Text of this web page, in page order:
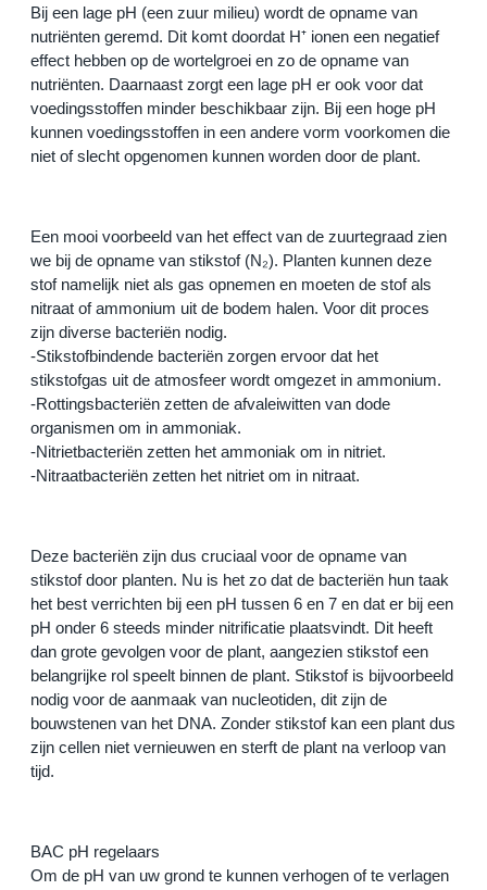
Bij een lage pH (een zuur milieu) wordt de opname van
nutriënten geremd. Dit komt doordat H⁺ ionen een negatief
effect hebben op de wortelgroei en zo de opname van
nutriënten. Daarnaast zorgt een lage pH er ook voor dat
voedingsstoffen minder beschikbaar zijn. Bij een hoge pH
kunnen voedingsstoffen in een andere vorm voorkomen die
niet of slecht opgenomen kunnen worden door de plant.
Een mooi voorbeeld van het effect van de zuurtegraad zien
we bij de opname van stikstof (N₂). Planten kunnen deze
stof namelijk niet als gas opnemen en moeten de stof als
nitraat of ammonium uit de bodem halen. Voor dit proces
zijn diverse bacteriën nodig.
-Stikstofbindende bacteriën zorgen ervoor dat het
stikstofgas uit de atmosfeer wordt omgezet in ammonium.
-Rottingsbacteriën zetten de afvaleiwitten van dode
organismen om in ammoniak.
-Nitrietbacteriën zetten het ammoniak om in nitriet.
-Nitraatbacteriën zetten het nitriet om in nitraat.
Deze bacteriën zijn dus cruciaal voor de opname van
stikstof door planten. Nu is het zo dat de bacteriën hun taak
het best verrichten bij een pH tussen 6 en 7 en dat er bij een
pH onder 6 steeds minder nitrificatie plaatsvindt. Dit heeft
dan grote gevolgen voor de plant, aangezien stikstof een
belangrijke rol speelt binnen de plant. Stikstof is bijvoorbeeld
nodig voor de aanmaak van nucleotiden, dit zijn de
bouwstenen van het DNA. Zonder stikstof kan een plant dus
zijn cellen niet vernieuwen en sterft de plant na verloop van
tijd.
BAC pH regelaars
Om de pH van uw grond te kunnen verhogen of te verlagen